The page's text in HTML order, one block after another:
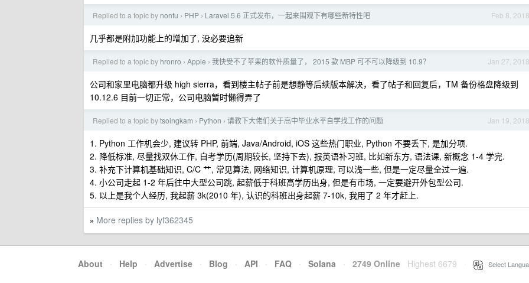
Feb 8, 2018
Replied to a topic by nonfu › PHP › Laravel 5.6 正式发布，一起来围观下有哪些新特性吧
几乎都是附加功能上的增加了, 没必要追新
Jan 27, 2018
Replied to a topic by hronro › Apple › 我快受不了苹果的软件质量了， 2015 款 MBP 可不可以降级到 10.9？
公司和家里电脑都升级 high sierra，看到楼主帖子前是想静等后续版本解决，看了帖子和回复后，TM 备份格盘降级到
10.12.6 目前一切正常，公司电脑暂时懒得弄了
Jan 19, 2018
Replied to a topic bytsoingkam › Python › 请教下大佬们关于高中毕业水平自学找工作的问题
1. Python 工作机会少, 建议转 PHP, 前端, Java/Android, iOS 这些热门职业, Python 不要丢下, 是加分项.
2. 降低标准, 尽量找双休工作, 自考学历(周期较长, 坚持下去), 报英语补习班, 比如新东方, 语法课, 新概念 1-4 学完.
3. 补充下计算机基础知识, C/C 艹, 常见算法, 网络知识, 计算机原理, 可以浅一些, 但是一定尽量全过一遍.
4. 小公司走起 1-2 年后往中大型公司跳, 起薪低于科班高学历出身, 但是有市场, 一定要避开外包型公司.
5. 以上是我个人经历, 我起薪 3k(2010 年), 认识的科班出身起薪 7-10k, 我用了 2 年才赶上.
» More replies by lyf362345
About · Help · Advertise · Blog · API · FAQ · Solana · 2749 Online Highest 6679 Select